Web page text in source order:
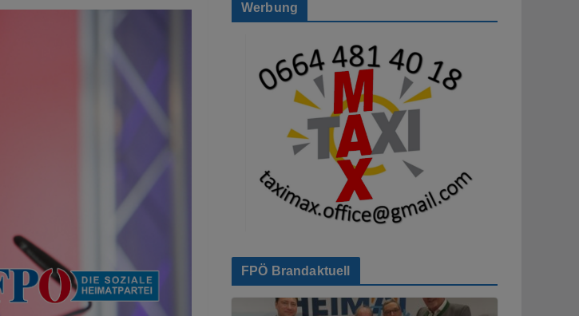
Werbung
FPÖ Brandaktuell